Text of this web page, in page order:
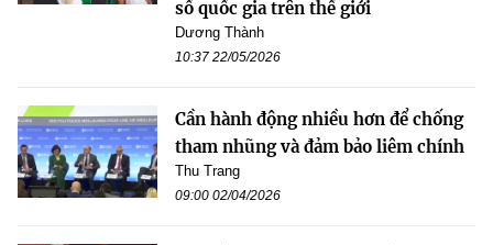
số quốc gia trên thế giới
Dương Thành
10:37 22/05/2026
Cần hành động nhiều hơn để chống
tham nhũng và đảm bảo liêm chính
Thu Trang
09:00 02/04/2026